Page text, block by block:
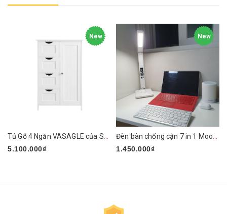
New
5.100.000₫
New
1.450.000₫